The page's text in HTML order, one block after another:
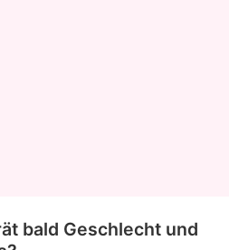
bald Geschlecht und